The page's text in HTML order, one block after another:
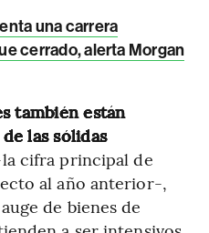
una carrera
cerrado, alerta Morgan
también están
las sólidas
cifra principal de
al año anterior-,
de bienes de